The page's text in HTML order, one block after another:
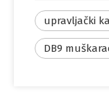
upravljački
DB9